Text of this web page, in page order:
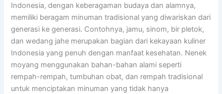
Indonesia, dengan keberagaman budaya dan alamnya,
memiliki beragam minuman tradisional yang diwariskan dari
generasi ke generasi. Contohnya, jamu, sinom, bir pletok,
dan wedang jahe merupakan bagian dari kekayaan kuliner
Indonesia yang penuh dengan manfaat kesehatan. Nenek
moyang menggunakan bahan-bahan alami seperti
rempah-rempah, tumbuhan obat, dan rempah tradisional
untuk menciptakan minuman yang tidak hanya